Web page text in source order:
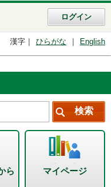
ログイン
漢字 ひらがな English
ら
マイページ